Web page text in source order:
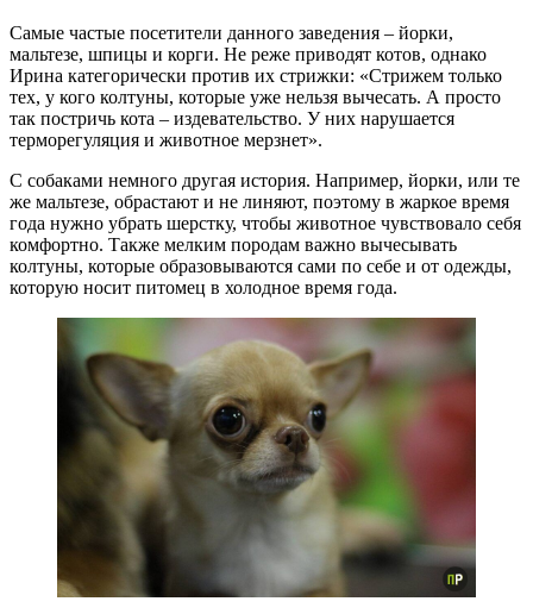
Самые частые посетители данного заведения – йорки,
мальтезе, шпицы и корги. Не реже приводят котов, однако
Ирина категорически против их стрижки: «Стрижем только
тех, у кого колтуны, которые уже нельзя вычесать. А просто
так постричь кота – издевательство. У них нарушается
терморегуляция и животное мерзнет».
С собаками немного другая история. Например, йорки, или те
же мальтезе, обрастают и не линяют, поэтому в жаркое время
года нужно убрать шерстку, чтобы животное чувствовало себя
комфортно. Также мелким породам важно вычесывать
колтуны, которые образовываются сами по себе и от одежды,
которую носит питомец в холодное время года.